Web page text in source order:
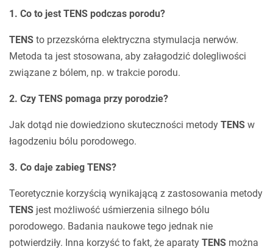
1. Co to jest TENS podczas porodu?
TENS to przezskórna elektryczna stymulacja nerwów.
Metoda ta jest stosowana, aby załagodzić dolegliwości
związane z bólem, np. w trakcie porodu.
2. Czy TENS pomaga przy porodzie?
Jak dotąd nie dowiedziono skuteczności metody TENS w
łagodzeniu bólu porodowego.
3. Co daje zabieg TENS?
Teoretycznie korzyścią wynikającą z zastosowania metody
TENS jest możliwość uśmierzenia silnego bólu
porodowego. Badania naukowe tego jednak nie
potwierdziły. Inna korzyść to fakt, że aparaty TENS można